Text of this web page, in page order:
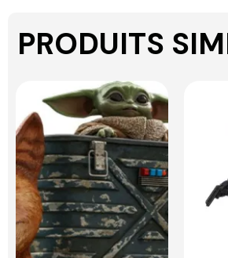
PRODUITS